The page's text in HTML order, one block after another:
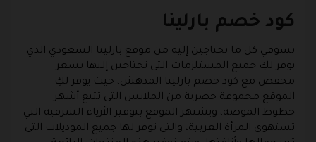
كود خصم بارلينا
تسوقي كل ما تحتاجين إليه من موقع بارلينا السعودي الذي
يوفر لكِ جميع المستلزمات التي تحتاجين إليها بسعر
مخفض مع كود خصم بارلينا المدهش، حيث يوفر لكِ
الموقع مجموعة حصرية من الملابس التي تتبع أشهر
خطوط الموضة، ويشتهر الموقع بتوفير الأزياء الشرقية التي
تستهوي المرأة العربية، والتي توفر لها جميع الموديلات التي